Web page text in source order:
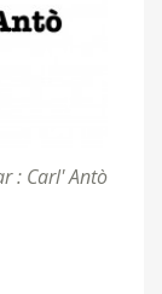
: Carl' Antò